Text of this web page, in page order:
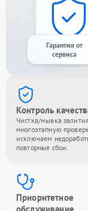
Гарантия от
сервиса
Контроль
Чистка/мывка
многоэтапную
исключаем
повторные сбои.
Приоритетное